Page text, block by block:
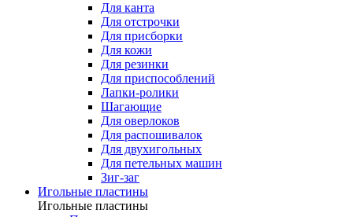
Для канта
Для отстрочки
Для присборки
Для кожи
Для резинки
Для приспособлений
Лапки-ролики
Шагающие
Для оверлоков
Для распошивалок
Для двухигольных
Для петельных машин
Зиг-заг
Игольные пластины
Игольные пластины